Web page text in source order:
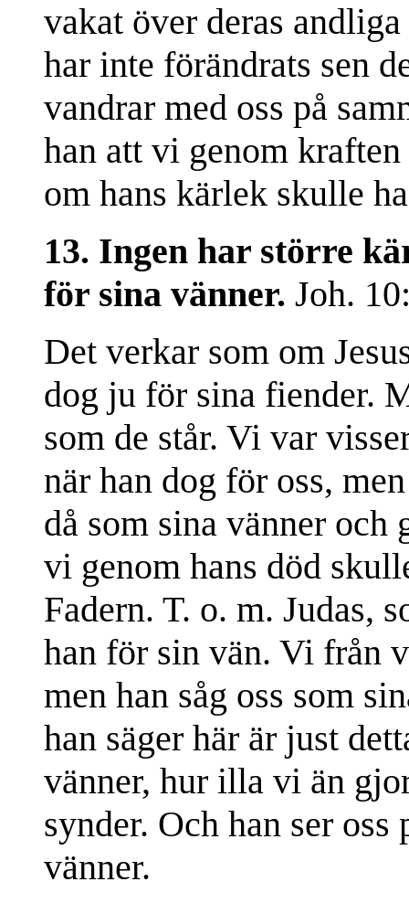
vakat över deras
har inte förändrats sen
vandrar med oss på
han att vi genom
om hans kärlek skulle
13. Ingen har större
för sina vänner. Joh.
Det verkar som om
dog ju för sina fiender.
som de står. Vi var
när han dog för oss,
då som sina vänner och
vi genom hans död
Fadern. T. o. m. Judas,
han för sin vän. Vi från
men han såg oss som
han säger här är just
vänner, hur illa vi än
synder. Och han ser oss
vänner.